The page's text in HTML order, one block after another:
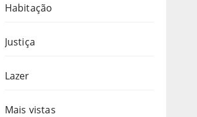
Habitação
Justiça
Lazer
Mais vistas